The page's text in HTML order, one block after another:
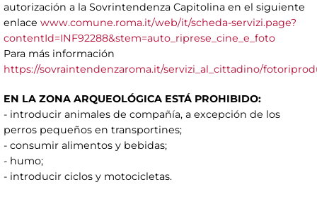
autorización a la Sovrintendenza Capitolina en el siguiente
enlace www.comune.roma.it/web/it/scheda-servizi.page?
contentId=INF92288&stem=auto_riprese_cine_e_foto
Para más información
https://sovraintendenzaroma.it/servizi_al_cittadino/
EN LA ZONA ARQUEOLÓGICA ESTÁ PROHIBIDO:
- introducir animales de compañía, a excepción de los
perros pequeños en transportines;
- consumir alimentos y bebidas;
- humo;
- introducir ciclos y motocicletas.